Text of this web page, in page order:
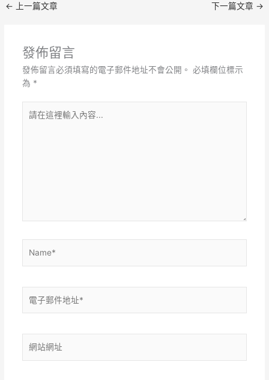
← 上一篇文章 下一篇文章 →
發佈留言
發佈留言必須填寫的電子郵件地址不會公開。 必填欄位標示
為 *
在
件
地
址
站